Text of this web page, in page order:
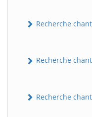
Recherche
Recherche
Recherche